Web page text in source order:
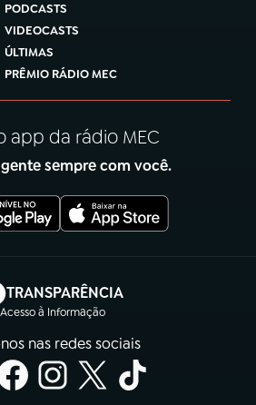
PODCASTS
VIDEOCASTS
ÚLTIMAS
PRÊMIO RÁDIO MEC
app da rádio MEC
sempre com você.
TRANSPARÊNCIA
Acesso à Informação
(abre em nova aba)
nas redes sociais